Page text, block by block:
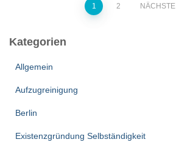
Seitennummerierung
der
Beiträge
1 2 NÄCHSTE
Kategorien
Allgemein
Aufzugreinigung
Berlin
Existenzgründung Selbständigkeit